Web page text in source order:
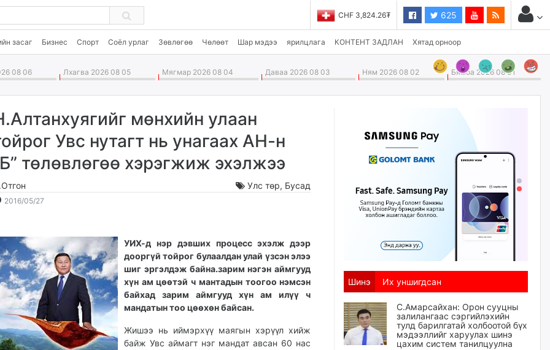
CHF 3,824.26₮ GBP 4,265.69₮ 625
засаг Бизнес Спорт Соёл урлаг Зөвлөгөө Чөлөөт Шар мэдээ ярилцлага КОНТЕНТ ЗАДЛАН Хятад орноор
08 06 Лхагва 2026 08 05 Мягмар 2026 08 04 Даваа 2026 08 03 Ням 2026 08 02 Бямба 2026 08 01
мөнхийн улаан
Увс нутагт нь унагаах АН-н
төлөвлөгөө хэрэгжиж эхэлжээ
Улс төр, Бусад
2016/05/27
10:37:09
00:35:59
УИХ-д нэр дэвших процесс эхэлж дээр
дооргүй тойрог булаалдан улай үзсэн элээ
шиг эргэлдэж байна.зарим нэгэн аймгууд
хүн ам цөөтэй ч мантадын тоогоо нэмсэн
байхад зарим аймгууд хүн ам илүү ч
мандатын тоо цөөхөн байсан.
Жишээ нь иймэрхүү маягын хэрүүл хийж
байж Увс аймагт нэг мандат авсан 60 нас
Шинэ Их уншигдсан
С.Амарсайхан: Орон сууцны
залилангаас сэргийлэхийн
тулд барилгатай холбоотой бүх
мэдээллийг харуулах шинэ
цахим систем танилцуулна